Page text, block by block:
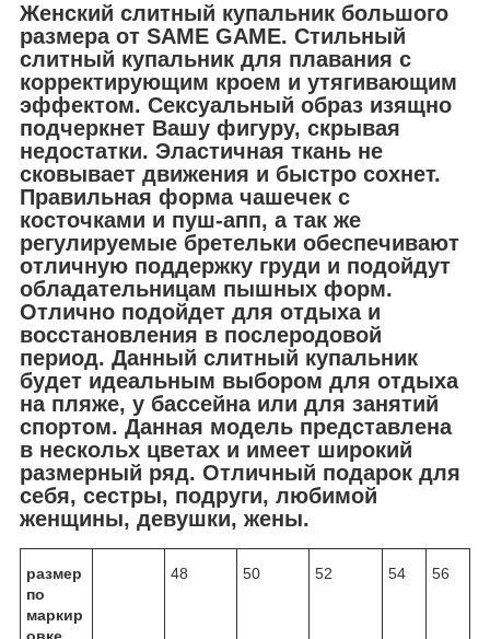
Женский слитный купальник большого
размера от SAME GAME. Стильный
слитный купальник для плавания с
корректирующим кроем и утягивающим
эффектом. Сексуальный образ изящно
подчеркнет Вашу фигуру, скрывая
недостатки. Эластичная ткань не
сковывает движения и быстро сохнет.
Правильная форма чашечек с
косточками и пуш-апп, а так же
регулируемые бретельки обеспечивают
отличную поддержку груди и подойдут
обладательницам пышных форм.
Отлично подойдет для отдыха и
восстановления в послеродовой
период. Данный слитный купальник
будет идеальным выбором для отдыха
на пляже, у бассейна или для занятий
спортом. Данная модель представлена
в нескольх цветах и имеет широкий
размерный ряд. Отличный подарок для
себя, сестры, подруги, любимой
женщины, девушки, жены.
размер
по
маркир
48 50 52 54 56